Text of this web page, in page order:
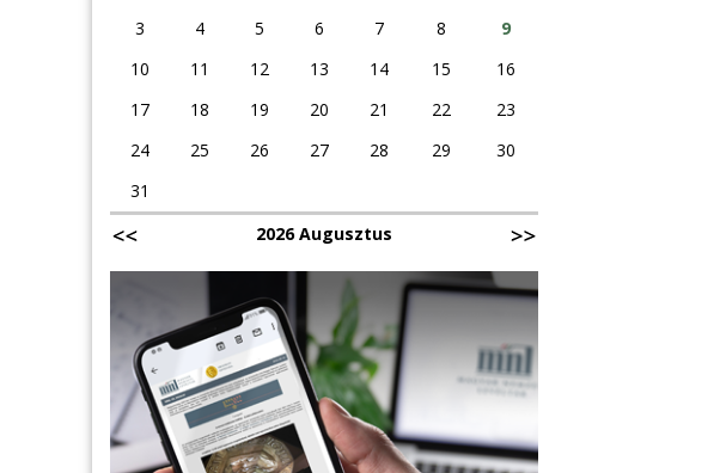
3
4 5 6 7 8
9
10
11 12 13 14 15
16
17
18 19 20 21 22
23
24
25 26 27 28 29
30
31
2026 Augusztus